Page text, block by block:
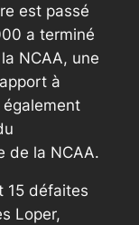
est passé
a terminé
NCAA, une
à
également
de la NCAA.
15 défaites
Loper,